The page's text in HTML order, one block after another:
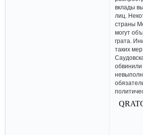
вклады
лиц.
страны
могут
грата.
таких